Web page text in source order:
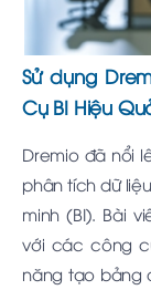
Sử dụng
Cụ BI Hiệu
Dremio đã nổi
phân tích dữ
minh (BI). Bài
với các công
năng tạo bảng